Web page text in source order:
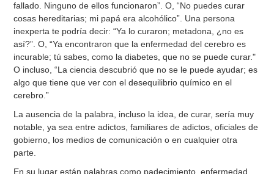
fallado. Ninguno de ellos funcionaron”. O, “No puedes curar
cosas hereditarias; mi papá era alcohólico”. Una persona
inexperta te podría decir: “Ya lo curaron; metadona, ¿no es
así?”. O, “Ya encontraron que la enfermedad del cerebro es
incurable; tú sabes, como la diabetes, que no se puede curar."
O incluso, “La ciencia descubrió que no se le puede ayudar; es
algo que tiene que ver con el desequilibrio químico en el
cerebro.”
La ausencia de la palabra, incluso la idea, de curar, sería muy
notable, ya sea entre adictos, familiares de adictos, oficiales de
gobierno, los medios de comunicación o en cualquier otra
parte.
En su lugar están palabras como padecimiento, enfermedad,